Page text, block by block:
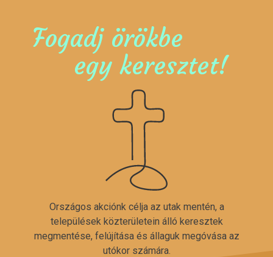
Fogadj örökbe
egy keresztet!
Országos akciónk célja az utak mentén, a
települések közterületein álló keresztek
megmentése, felújítása és állaguk megóvása az
utókor számára.